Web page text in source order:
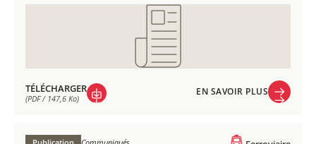
TÉLÉCHARGER
(PDF / 147,6 Ko)
(PDF / 147,6 Ko)
EN SAVOIR PLUS